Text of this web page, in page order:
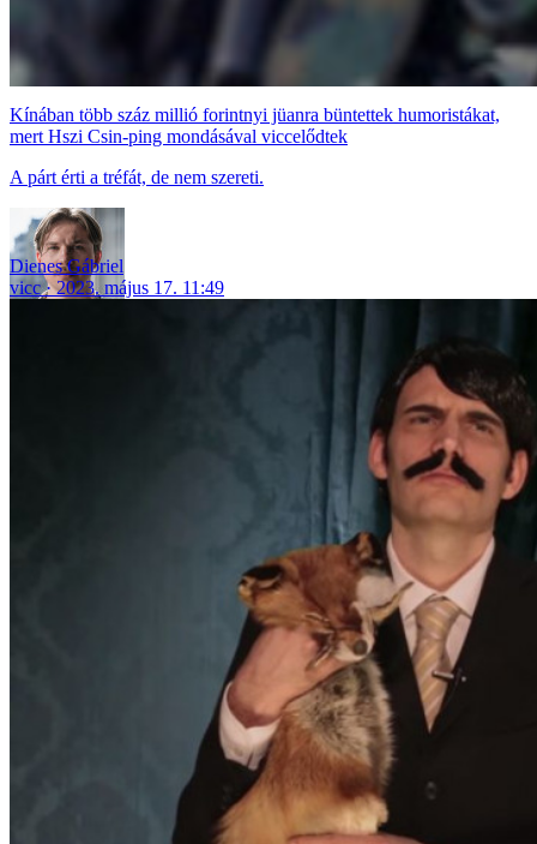
Kínában több száz millió forintnyi jüanra büntettek humoristákat,
mert Hszi Csin-ping mondásával viccelődtek
A párt érti a tréfát, de nem szereti.
Dienes Gábriel
vicc
2023. május 17. 11:49